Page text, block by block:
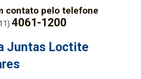
contato pelo telefone
4061-1200
Juntas Loctite